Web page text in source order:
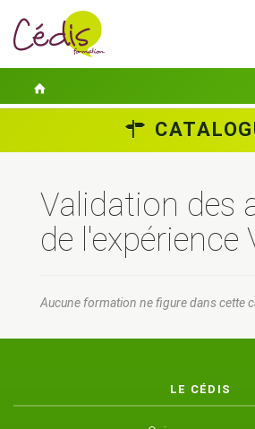
ACTUALITÉS
GUIDES PRATIQUES
CONTACT
Validation des
de l'expérience
Aucune formation ne figure dans cette
LE CÉDIS